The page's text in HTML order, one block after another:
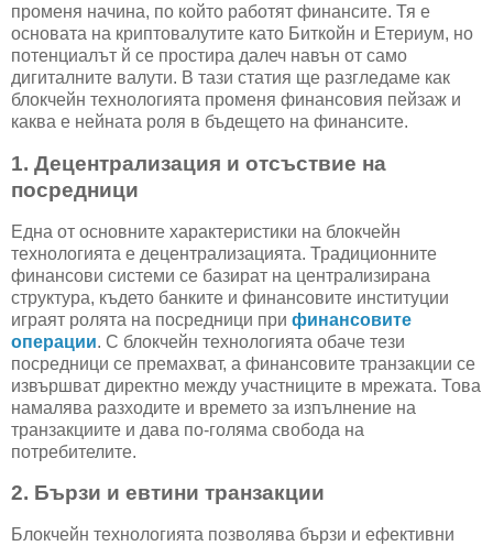
променя начина, по който работят финансите. Тя е
основата на криптовалутите като Биткойн и Етериум, но
потенциалът й се простира далеч навън от само
дигиталните валути. В тази статия ще разгледаме как
блокчейн технологията променя финансовия пейзаж и
каква е нейната роля в бъдещето на финансите.
1. Децентрализация и отсъствие на
посредници
Една от основните характеристики на блокчейн
технологията е децентрализацията. Традиционните
финансови системи се базират на централизирана
структура, където банките и финансовите институции
играят ролята на посредници при финансовите
операции. С блокчейн технологията обаче тези
посредници се премахват, а финансовите транзакции се
извършват директно между участниците в мрежата. Това
намалява разходите и времето за изпълнение на
транзакциите и дава по-голяма свобода на
потребителите.
2. Бързи и евтини транзакции
Блокчейн технологията позволява бързи и ефективни